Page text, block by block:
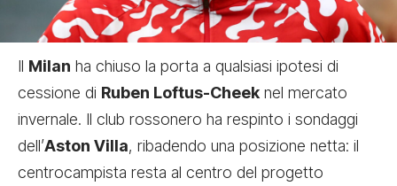
Il Milan ha chiuso la porta a qualsiasi ipotesi di
cessione di Ruben Loftus-Cheek nel mercato
invernale. Il club rossonero ha respinto i sondaggi
dell’Aston Villa, ribadendo una posizione netta: il
centrocampista resta al centro del progetto